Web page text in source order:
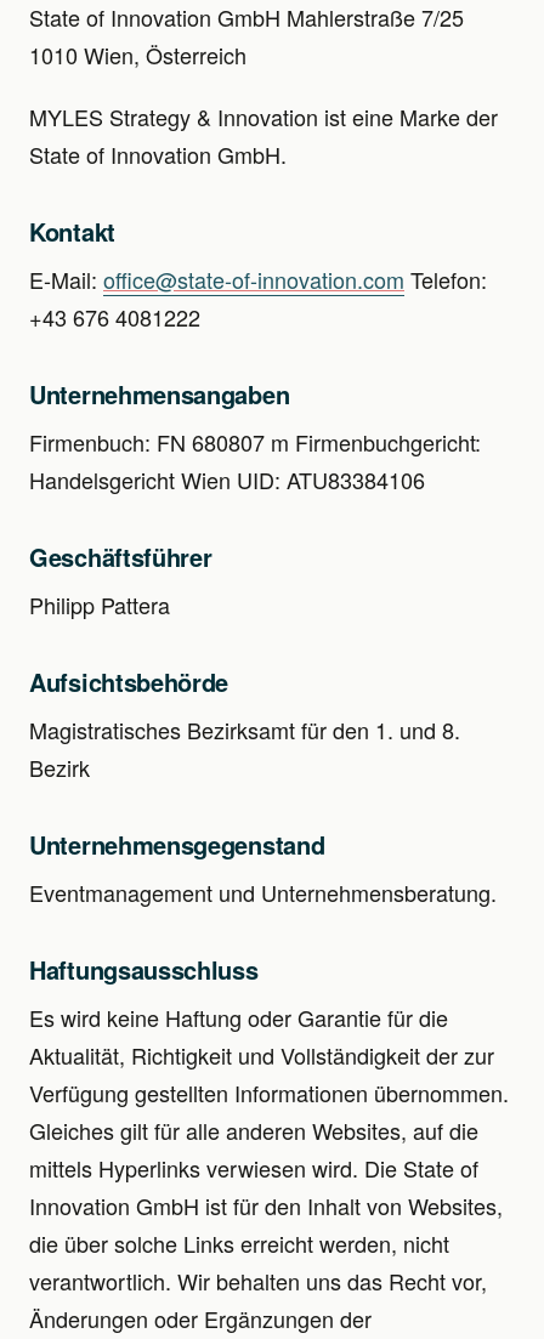
State of Innovation GmbH Mahlerstraße 7/25
1010 Wien, Österreich
MYLES Strategy & Innovation ist eine Marke der
State of Innovation GmbH.
Kontakt
E-Mail: office@state-of-innovation.com Telefon:
+43 676 4081222
Unternehmensangaben
Firmenbuch: FN 680807 m Firmenbuchgericht:
Handelsgericht Wien UID: ATU83384106
Geschäftsführer
Philipp Pattera
Aufsichtsbehörde
Magistratisches Bezirksamt für den 1. und 8.
Bezirk
Unternehmensgegenstand
Eventmanagement und Unternehmensberatung.
Haftungsausschluss
Es wird keine Haftung oder Garantie für die
Aktualität, Richtigkeit und Vollständigkeit der zur
Verfügung gestellten Informationen übernommen.
Gleiches gilt für alle anderen Websites, auf die
mittels Hyperlinks verwiesen wird. Die State of
Innovation GmbH ist für den Inhalt von Websites,
die über solche Links erreicht werden, nicht
verantwortlich. Wir behalten uns das Recht vor,
Änderungen oder Ergänzungen der